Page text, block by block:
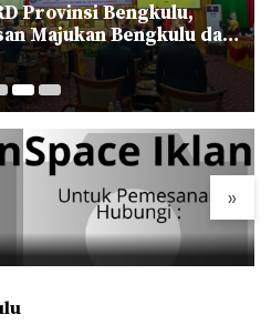
Provinsi Bengkulu,
Majukan Bengkulu dan
»